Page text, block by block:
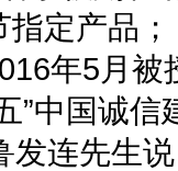
指定产品
年5月被
”中国诚
连先生